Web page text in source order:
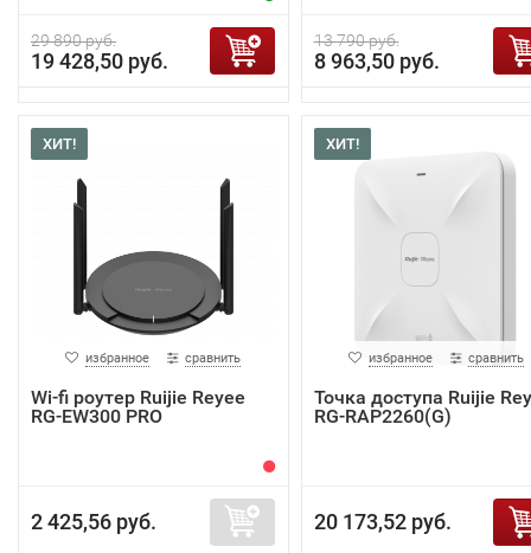
29 890 руб.
19 428,50 руб.
13 790 руб.
8 963,50 руб.
ХИТ!
избранное сравнить
Wi-fi роутер Ruijie Reyee
RG-EW300 PRO
2 425,56 руб.
ХИТ!
избранное сравнить
Точка доступа Ruijie
RG-RAP2260(G)
20 173,52 руб.